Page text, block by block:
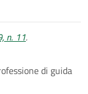
n. 11.
di guida